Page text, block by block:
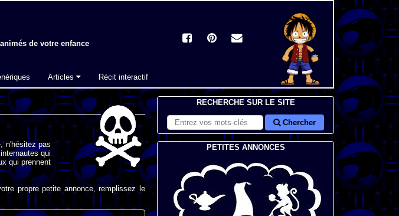
de votre enfance
Articles Récit interactif
n'hésitez pas
qui
qui prennent
propre petite annonce, remplissez le
RECHERCHE SUR LE SITE
Chercher
PETITES ANNONCES